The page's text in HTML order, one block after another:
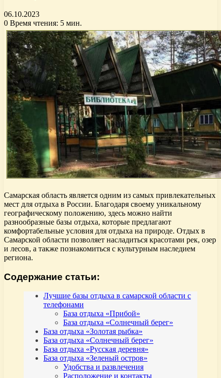
06.10.2023
0 Время чтения: 5 мин.
Самарская область является одним из самых привлекательных
мест для отдыха в России. Благодаря своему уникальному
географическому положению, здесь можно найти
разнообразные базы отдыха, которые предлагают
комфортабельные условия для отдыха на природе. Отдых в
Самарской области позволяет насладиться красотами рек, озер
и лесов, а также познакомиться с культурным наследием
региона.
Содержание статьи:
Лучшие базы отдыха в самарской области с
телефонами
База отдыха «Прибой»
База отдыха «Солнечный берег»
База отдыха «Золотая рыбка»
База отдыха «Солнечный берег»
База отдыха «Русская деревня»
База отдыха «Зеленый остров»
Удобства и развлечения
Расположение и контакты